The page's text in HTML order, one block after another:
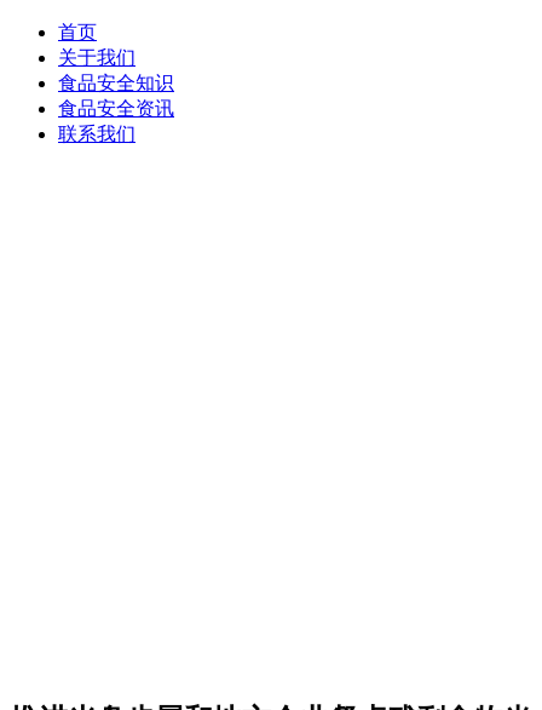
首页
关于我们
食品安全知识
食品安全资讯
联系我们